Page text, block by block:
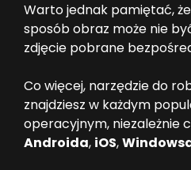
Warto jednak pamiętać,
sposób obraz może nie
zdjęcie pobrane
Co więcej, narzędzie do
znajdziesz w każdym
operacyjnym, niezależnie
Androida, iOS,